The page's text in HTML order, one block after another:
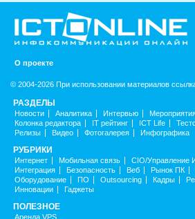
О проекте
© 2004-2026 При использовании материалов
РАЗДЕЛЫ
Новости Аналитика Интервью
Колонка редактора
IT рейтинг ICT Life
Релизы
Видео Фотогалерея Инфографика
РУБРИКИ
Интернет Мобильная связь CIO/Управление
Интеграция
Безопасность Веб Рынок ПК
Оборудование
ПО Outsourcing Кадры
Инновации
Гаджеты
ПОЛЕЗНОЕ
Аренда VPS